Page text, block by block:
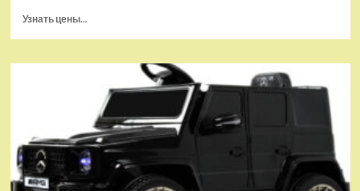
Узнать цены...
(EU)
Конструктор
LEGO
Star
Wars
Мандалорианский
шлем
(75328)
Хит